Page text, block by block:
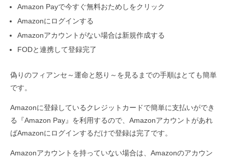
Amazon Payで今すぐ無料おためしをクリック
Amazonにログインする
Amazonアカウントがない場合は新規作成する
FODと連携して登録完了
偽りのフィアンセ～運命と怒り～を見るまでの手順はとても簡単
です。
Amazonに登録しているクレジットカードで簡単に支払いができ
る『Amazon Pay』を利用するので、Amazonアカウントがあれ
ばAmazonにログインするだけで登録は完了です。
Amazonアカウントを持っていない場合は、Amazonのアカウン